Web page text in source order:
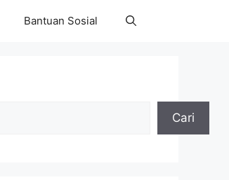
Bantuan Sosial
Cari